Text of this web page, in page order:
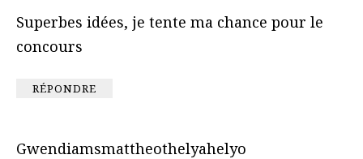
Superbes idées, je tente ma chance pour le
concours
RÉPONDRE
Gwendiamsmattheothelyahelyo